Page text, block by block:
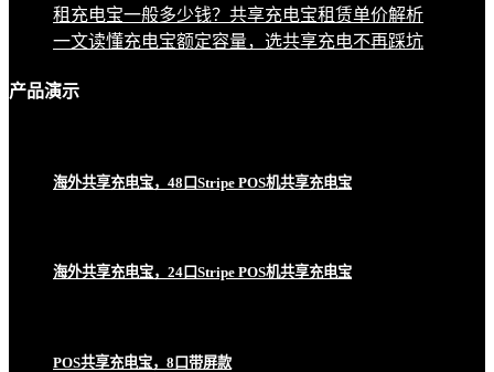
租充电宝一般多少钱？共享充电宝租赁单价解析
一文读懂充电宝额定容量，选共享充电不再踩坑
产品演示
海外共享充电宝，48口Stripe POS机共享充电宝
海外共享充电宝，24口Stripe POS机共享充电宝
POS共享充电宝，8口带屏款